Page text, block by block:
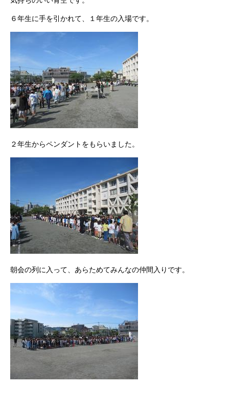
６年生に手を引かれて、１年生の入場です。
２年生からペンダントをもらいました。
朝会の列に入って、あらためてみんなの仲間入りです。